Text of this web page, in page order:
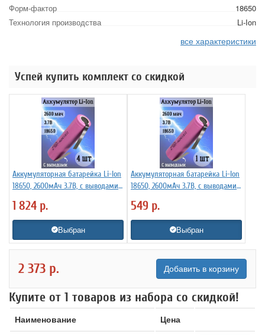
Форм-фактор
18650
Технология производства
Li-Ion
все характеристики
Успей купить комплект со скидкой
Аккумуляторная батарейка Li-Ion
18650, 2600мАч 3.7В, с выводами
1 824 р.
Выбран
Аккумуляторная батарейка Li-Ion
18650, 2600мАч 3.7В, с выводами
549 р.
Выбран
2 373 р. Добавить в корзину
Купите от 1 товаров из набора со скидкой!
Наименование
Цена